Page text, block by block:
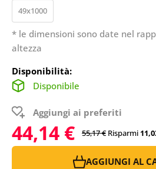
49x1000
* le dimensioni sono date nel
altezza
Disponibilità:
Disponibile
Aggiungi ai preferiti
44,14 € 55,17 € Risparmi
AGGIUNGI AL